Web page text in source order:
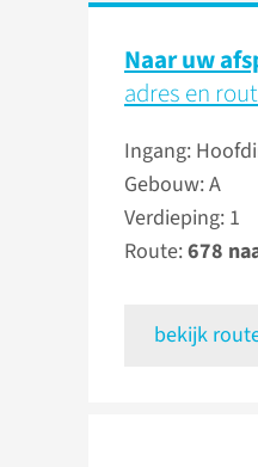
Naar uw
adres en
Ingang:
Gebouw: A
Verdieping: 1
Route:678
bekijk